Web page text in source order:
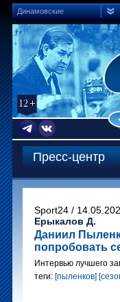
Динамовские
Пресс-центр
Sport24 /
Ерыкалов Д.
Даниил
попробовать
Интервью лучшего
теги: [пыленков]